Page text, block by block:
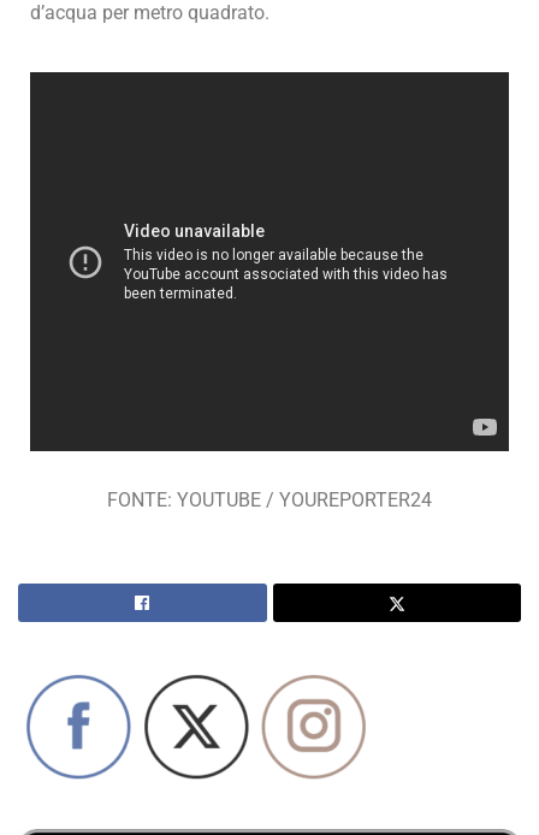
d’acqua per metro quadrato.
FONTE: YOUTUBE / YOUREPORTER24